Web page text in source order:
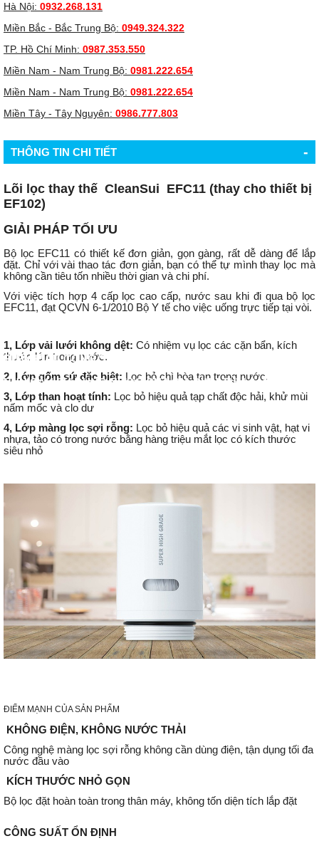
Hà Nội: 0932.268.131
Miền Bắc - Bắc Trung Bộ: 0949.324.322
TP. Hồ Chí Minh: 0987.353.550
Miền Nam - Nam Trung Bộ: 0981.222.654
Miền Nam - Nam Trung Bộ: 0981.222.654
Miền Tây - Tây Nguyên: 0986.777.803
THÔNG TIN CHI TIẾT -
Lõi lọc thay thế CleanSui EFC11 (thay cho thiết bị
EF102)
GIẢI PHÁP TỐI ƯU
Bộ lọc EFC11 có thiết kế đơn giản, gọn gàng, rất dễ dàng để lắp
đặt. Chỉ với vài thao tác đơn giản, bạn có thể tự mình thay lọc mà
không cần tiêu tốn nhiều thời gian và chi phí.
Với việc tích hợp 4 cấp lọc cao cấp, nước sau khi đi qua bộ lọc
EFC11, đạt QCVN 6-1/2010 Bộ Y tế cho việc uống trực tiếp tại vòi.
HIỆN ĐẠI
DUY NHẤT. CÔNG SUẤT LỌC ỔN ĐỊNH, ĐÁP ỨNG ĐẦY ĐỦ
NHU CẦU SỬ DỤNG NƯỚC CỦA GIA ĐÌNH TỪ 4-6 NGƯỜI.
1, Lớp vải lưới không dệt: Có nhiệm vụ lọc các cặn bẩn, kích
thước lớn trong nước.
2, Lớp gốm sứ đặc biệt: Lọc bỏ chì hòa tan trong nước.
3, Lớp than hoạt tính: Lọc bỏ hiệu quả tạp chất độc hải, khử mùi
nấm mốc và clo dư
4, Lớp màng lọc sợi rỗng: Lọc bỏ hiệu quả các vi sinh vật, hạt vi
nhựa, tảo có trong nước bằng hàng triệu mắt lọc có kích thước
siêu nhỏ
ĐIỂM MẠNH CỦA SẢN PHẨM
KHÔNG ĐIỆN, KHÔNG NƯỚC THẢI
Công nghệ màng lọc sợi rỗng không cần dùng điện, tận dụng tối đa
nước đầu vào
KÍCH THƯỚC NHỎ GỌN
Bộ lọc đặt hoàn toàn trong thân máy, không tốn diện tích lắp đặt
CÔNG SUẤT ỔN ĐỊNH